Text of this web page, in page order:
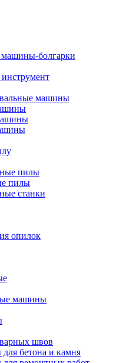
болгарки
машины
пилы
пилы
станки
опилок
машины
швов
бетона и камня